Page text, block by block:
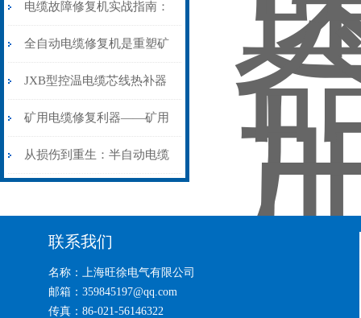
电缆故障修复机实战指南：
从“盲测”到“精确定点”的三
步作业法
全自动电缆修复机是重塑矿
山电力动脉的“智能外科医
生”
JXB型控温电缆芯线热补器
安装与接线：精准修复的工
艺基石
矿用电缆修复利器——矿用
电缆热补机智能控温，安全
从损伤到重生：半自动电缆
联系我们
名称：上海旺徐电气有限公司
邮箱：359845197@qq.com
传真：86-021-56146322